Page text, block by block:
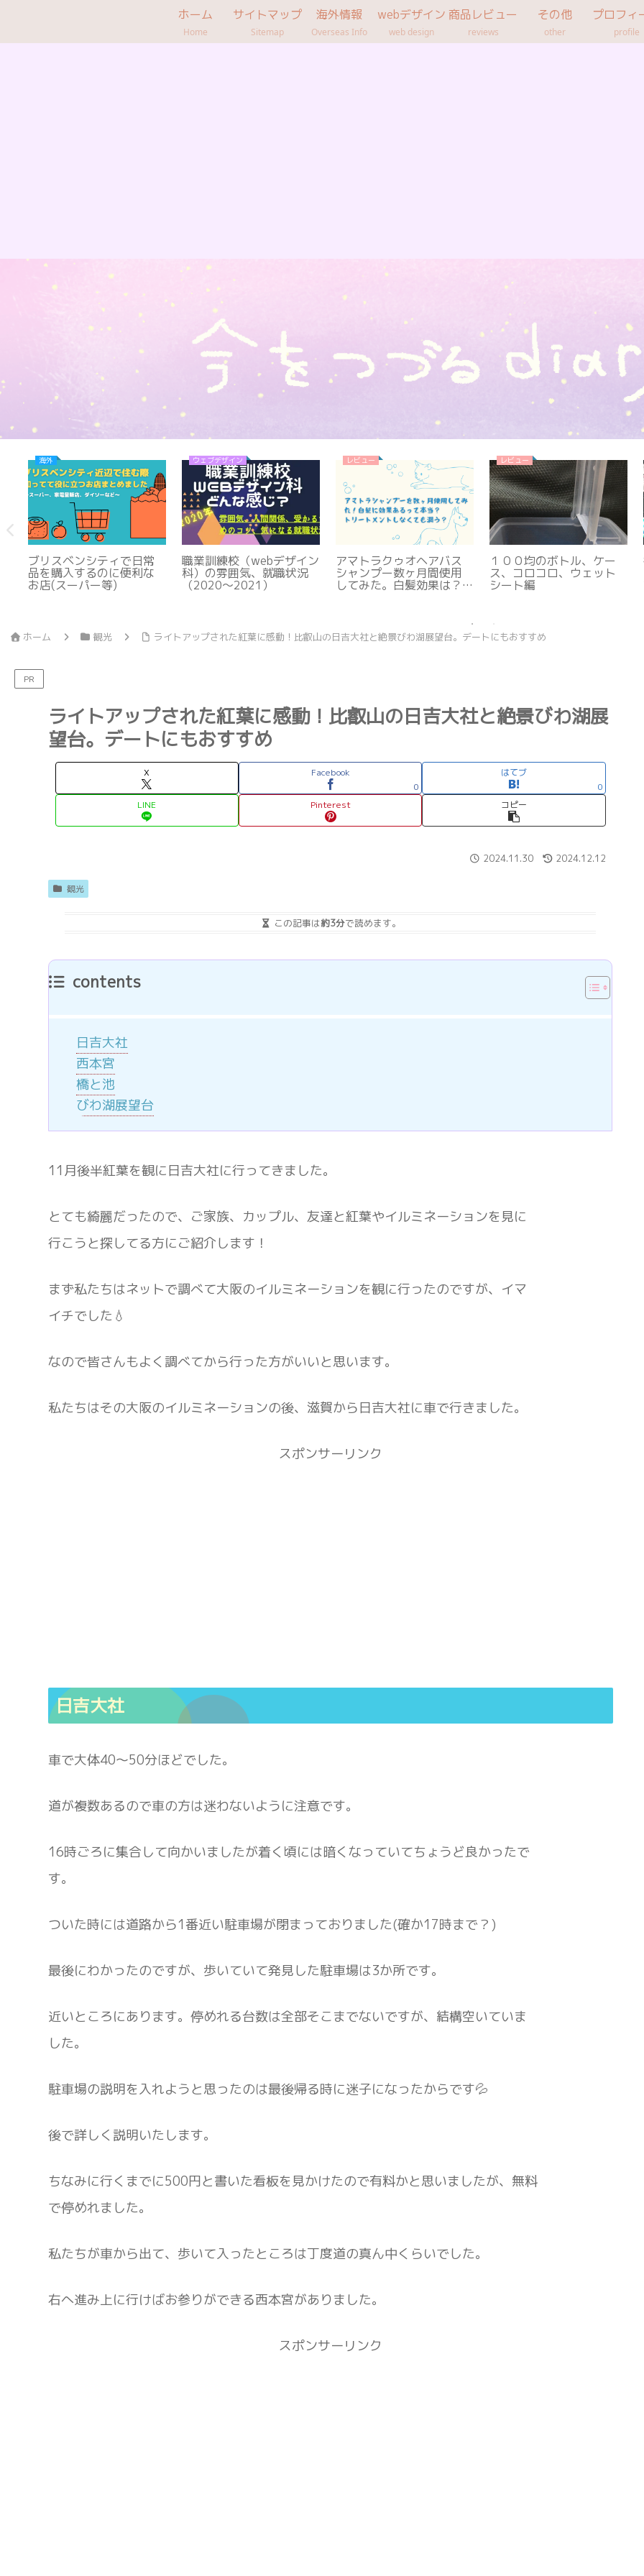
ホーム
Home
サイトマップ
Sitemap
海外情報
Overseas Info
webデザイン
web design
商品レビュー
reviews
その他
other
プロフィ
profile
海外
ブリスベンシティで日常
品を購入するのに便利な
お店(スーパー等)
ウェブデザイン
職業訓練校（webデザイン
科）の雰囲気、就職状況
（2020〜2021）
レビュー
アマトラクゥオヘアバス
シャンプー数ヶ月間使用
してみた。白髪効果は？
レビュー
１００均のボトル、ケー
ス、コロコロ、ウェット
シート編
ホーム 観光 ライトアップされた紅葉に感動！比叡山の日吉大社と絶景びわ湖展望台。デートにもおすすめ
PR
ライトアップされた紅葉に感動！比叡山の日吉大社と絶景びわ湖展
望台。デートにもおすすめ
X
Facebook
0
はてブ
0
LINE
Pinterest コピー
2024.11.30 2024.12.12
観光
この記事は約3分で読めます。
contents
日吉大社
西本宮
橋と池
びわ湖展望台
11月後半紅葉を観に日吉大社に行ってきました。
とても綺麗だったので、ご家族、カップル、友達と紅葉やイルミネーションを見に
行こうと探してる方にご紹介します！
まず私たちはネットで調べて大阪のイルミネーションを観に行ったのですが、イマ
イチでした💧
なので皆さんもよく調べてから行った方がいいと思います。
私たちはその大阪のイルミネーションの後、滋賀から日吉大社に車で行きました。
スポンサーリンク
日吉大社
車で大体40〜50分ほどでした。
道が複数あるので車の方は迷わないように注意です。
16時ごろに集合して向かいましたが着く頃には暗くなっていてちょうど良かったで
す。
ついた時には道路から1番近い駐車場が閉まっておりました(確か17時まで？)
最後にわかったのですが、歩いていて発見した駐車場は3か所です。
近いところにあります。停めれる台数は全部そこまでないですが、結構空いていま
した。
駐車場の説明を入れようと思ったのは最後帰る時に迷子になったからです💦
後で詳しく説明いたします。
ちなみに行くまでに500円と書いた看板を見かけたので有料かと思いましたが、無料
で停めれました。
私たちが車から出て、歩いて入ったところは丁度道の真ん中くらいでした。
右へ進み上に行けばお参りができる西本宮がありました。
スポンサーリンク